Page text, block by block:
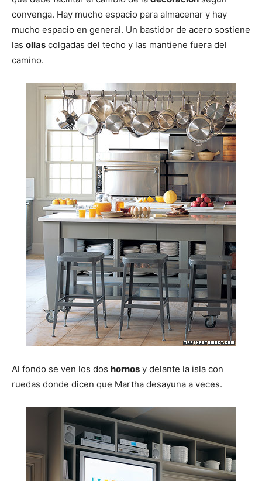
convenga. Hay mucho espacio para almacenar y hay
mucho espacio en general. Un bastidor de acero sostiene
las ollas colgadas del techo y las mantiene fuera del
camino.
Al fondo se ven los dos hornos y delante la isla con
ruedas donde dicen que Martha desayuna a veces.